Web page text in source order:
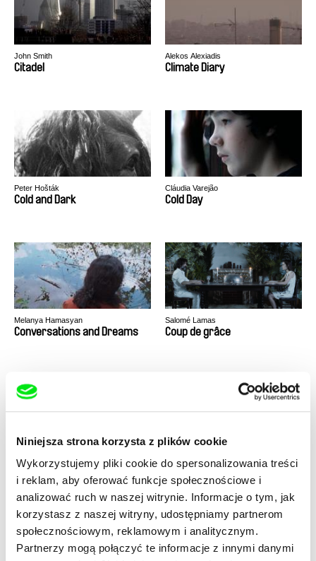
Niniejsza strona korzysta z plików cookie
Wykorzystujemy pliki cookie do spersonalizowania treści
i reklam, aby oferować funkcje społecznościowe i
analizować ruch w naszej witrynie. Informacje o tym, jak
korzystasz z naszej witryny, udostępniamy partnerom
społecznościowym, reklamowym i analitycznym.
Partnerzy mogą połączyć te informacje z innymi danymi
John Smith
Citadel
Alekos Alexiadis
Climate Diary
Peter Hošták
Cold and Dark
Cláudia Varejão
Cold Day
Melanya Hamasyan
Conversations and Dreams
Salomé Lamas
Coup de grâce
Covid Messages Czarne pantery